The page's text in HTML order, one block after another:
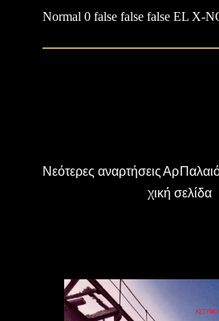
Normal 0 false false false EL X-
Νεότερες αναρτήσειςΑρ
χική σελίδα